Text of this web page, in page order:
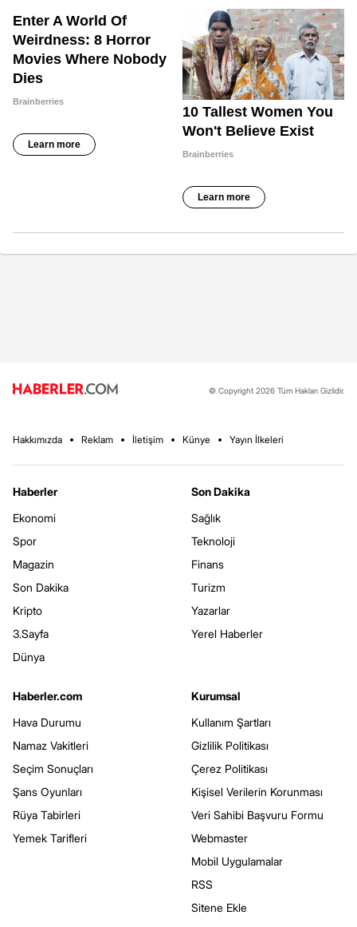
© Copyright 2026 Tüm Hakları Gizlidir.
Hakkımızda Reklam İletişim Künye Yayın İlkeleri
Haberler
Ekonomi
Spor
Magazin
Son Dakika
Kripto
3.Sayfa
Dünya
Son Dakika
Sağlık
Teknoloji
Finans
Turizm
Yazarlar
Yerel Haberler
Haberler.com
Hava Durumu
Namaz Vakitleri
Seçim Sonuçları
Şans Oyunları
Rüya Tabirleri
Yemek Tarifleri
Kurumsal
Kullanım Şartları
Gizlilik Politikası
Çerez Politikası
Kişisel Verilerin Korunması
Veri Sahibi Başvuru Formu
Webmaster
Mobil Uygulamalar
RSS
Sitene Ekle